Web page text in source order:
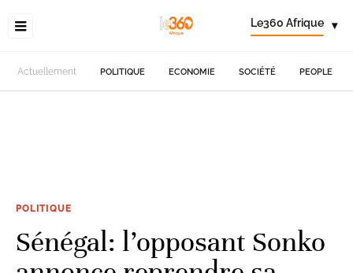
Le360 Afrique ▾
Actuellement POLITIQUE ECONOMIE SOCIÉTÉ PEOPLE
POLITIQUE
Sénégal: l’opposant Sonko